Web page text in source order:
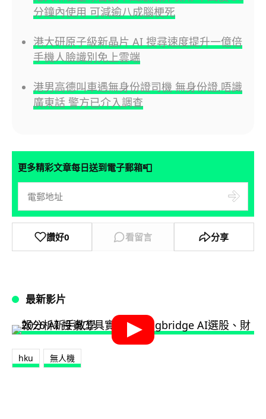
分鐘內使用 可減逾八成腦梗死
港大研原子級新晶片 AI 搜尋速度提升一億倍
手機人臉識別免上雲端
港男高德叫車遇無身份證司機 無身份證,唔識
廣東話 警方已介入調查
更多精彩文章每日送到電子郵箱📮
讚好0 看留言 分享
最新影片
hku 無人機